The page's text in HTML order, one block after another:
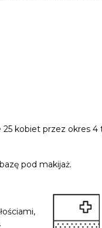
kobiet przez okres 4
pod makijaż.